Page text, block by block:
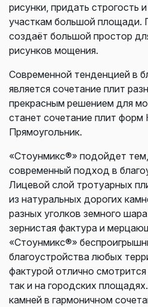
рисунки, придать строгость
участкам большой площади.
создаёт большой простор
рисунков мощения.
Современной тенденцией в
является сочетание плит
прекрасным решением для
станет сочетание плит форм
Прямоугольник.
«Стоунмикс®» подойдет
современный подход в
Лицевой слой тротуарных
из натуральных дорогих
разных уголков земного
зернистая фактура и
«Стоунмикс®»
благоустройства любых
фактурой отлично смотрится
так и на городских
камней в гармоничном